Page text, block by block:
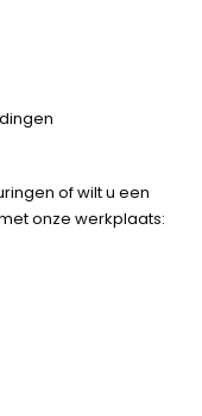
of wilt u een
onze werkplaats: